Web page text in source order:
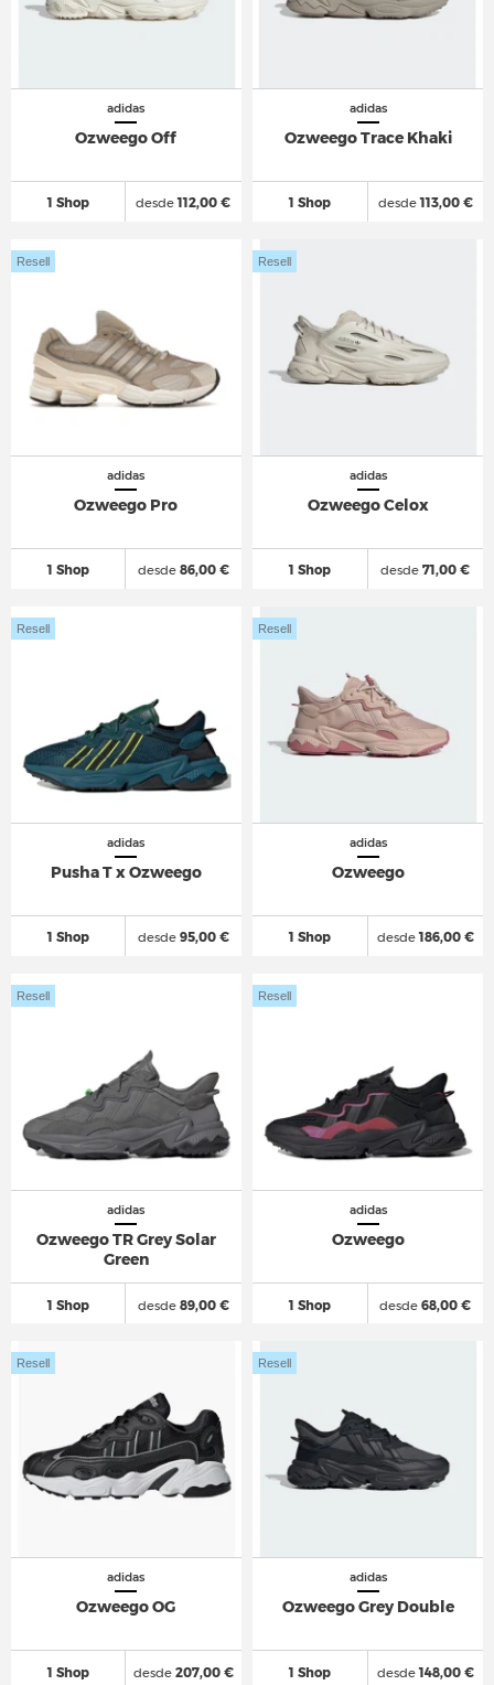
adidas
Ozweego Off
1 Shop desde112,00 €
adidas
Ozweego Trace Khaki
1 Shop desde113,00 €
adidas
Ozweego Pro
1 Shop
Resell
desde86,00 €
adidas
Ozweego Celox
1 Shop
Resell
desde 71,00 €
adidas
Pusha T x Ozweego
1 Shop
Resell
desde95,00 €
adidas
Ozweego
1 Shop
Resell
desde186,00 €
adidas
Ozweego TR Grey Solar
Green
1 Shop
Resell
desde89,00 €
adidas
Ozweego
1 Shop
Resell
desde 68,00 €
adidas
Ozweego OG
1 Shop
Resell
desde207,00 €
adidas
Ozweego Grey Double
1 Shop
Resell
desde148,00 €